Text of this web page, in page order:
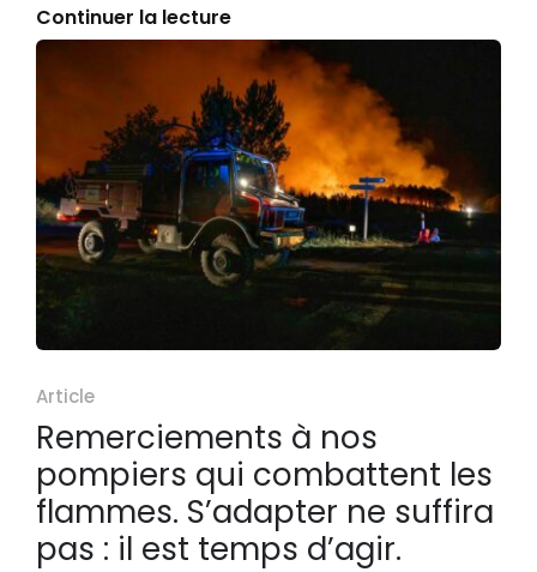
Continuer la lecture
Article
Remerciements à nos
pompiers qui combattent les
flammes. S’adapter ne suffira
pas : il est temps d’agir.